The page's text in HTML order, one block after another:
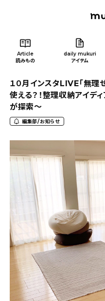
Article
読みもの
daily mukuri
アイテム
カテゴリー一覧
新着記事
人気の記事
おすすめの記事
コラム
インテリア
１０月インスタLIVE「無理
使える？！整理収納アイデ
が探索〜
編集部/お知らせ